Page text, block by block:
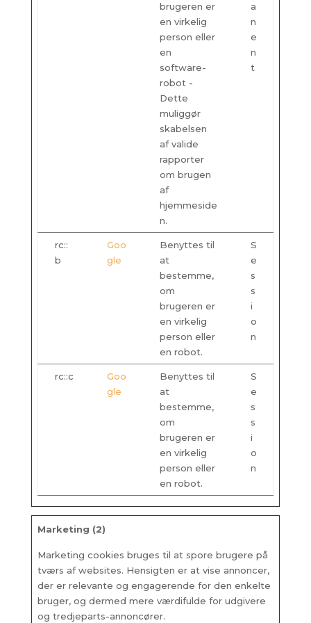
brugeren er
en virkelig
person eller
en
software-
robot -
Dette
muliggør
skabelsen
af valide
rapporter
om brugen
af
hjemmeside
n.
a
n
e
n
t
rc::
b
Goo
gle
Benyttes til
at
bestemme,
om
brugeren er
en virkelig
person eller
en robot.
S
e
s
s
i
o
n
rc::c
Goo
gle
Benyttes til
at
bestemme,
om
brugeren er
en virkelig
person eller
en robot.
S
e
s
s
i
o
n
Marketing (2)
Marketing cookies bruges til at spore brugere på
tværs af websites. Hensigten er at vise annoncer,
der er relevante og engagerende for den enkelte
bruger, og dermed mere værdifulde for udgivere
og tredjeparts-annoncører.